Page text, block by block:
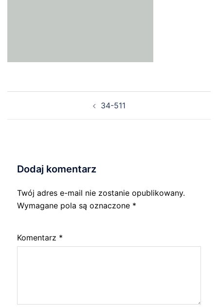
34-511
Dodaj komentarz
Twój adres e-mail nie zostanie opublikowany.
Wymagane pola są oznaczone *
Komentarz *